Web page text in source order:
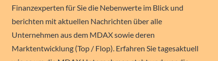
Finanzexperten für Sie die Nebenwerte im Blick und
berichten mit aktuellen Nachrichten über alle
Unternehmen aus dem MDAX sowie deren
Marktentwicklung (Top / Flop). Erfahren Sie tagesaktuell